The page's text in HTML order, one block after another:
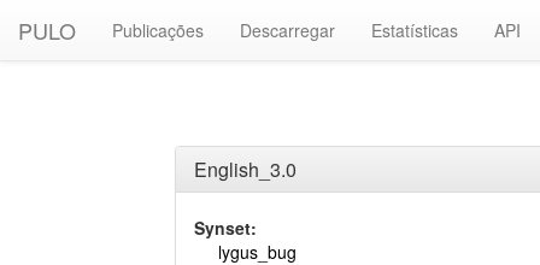
PULO Publicações Descarregar Estatísticas API
English_3.0
Synset:
lygus_bug